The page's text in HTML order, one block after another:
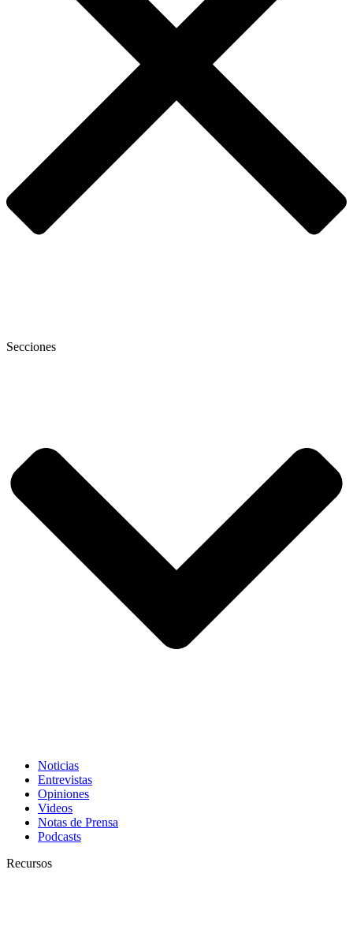
Secciones
Noticias
Entrevistas
Opiniones
Videos
Notas de Prensa
Podcasts
Recursos